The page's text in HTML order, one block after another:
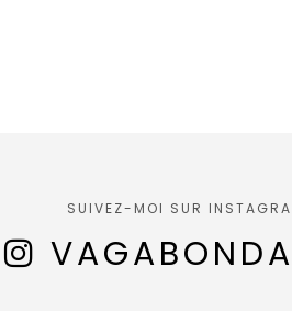
SUIVEZ-MOI SUR